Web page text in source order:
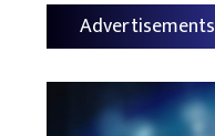
Advertisements